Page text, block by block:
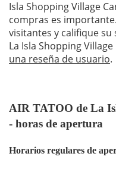
Isla Shopping Village
compras es
visitantes y califique su
La Isla Shopping
una reseña de usuario.
AIR TATOO de La
- horas de apertura
Horarios regulares de